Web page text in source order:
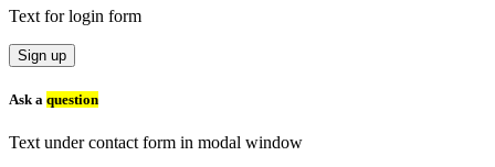
Text for login form
Sign up
Ask a question
Text under contact form in modal window